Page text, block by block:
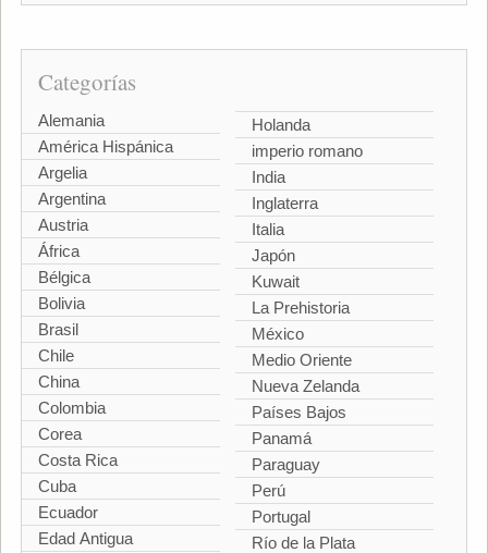
Categorías
Alemania
América Hispánica
Argelia
Argentina
Austria
África
Bélgica
Bolivia
Brasil
Chile
China
Colombia
Corea
Costa Rica
Cuba
Ecuador
Edad Antigua
Holanda
imperio romano
India
Inglaterra
Italia
Japón
Kuwait
La Prehistoria
México
Medio Oriente
Nueva Zelanda
Países Bajos
Panamá
Paraguay
Perú
Portugal
Río de la Plata